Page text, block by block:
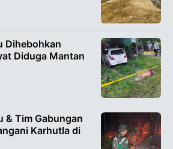
Dihebohkan
Diduga Mantan
& Tim Gabungan
Karhutla di